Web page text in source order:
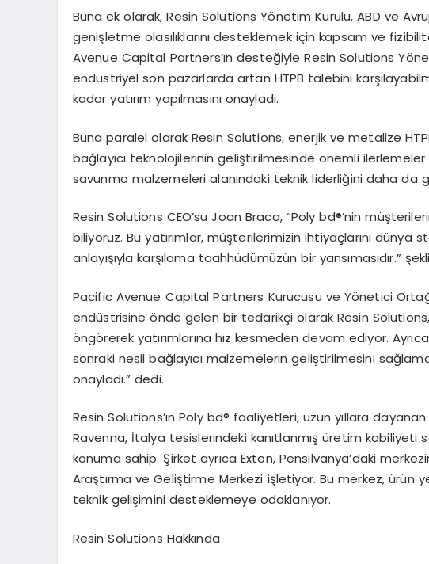
Buna ek olarak, Resin Solutions Yönetim Kurulu, ABD ve
genişletme olasılıklarını desteklemek için kapsam ve
Avenue Capital Partners’ın desteğiyle Resin Solutions Yö
endüstriyel son pazarlarda artan HTPB talebini
kadar yatırım yapılmasını onayladı.
Buna paralel olarak Resin Solutions, enerjik ve metalize
bağlayıcı teknolojilerinin geliştirilmesinde önemli ilerlemeler
savunma malzemeleri alanındaki teknik liderliğini daha da
Resin Solutions CEO’su Joan Braca, “Poly bd®’nin
biliyoruz. Bu yatırımlar, müşterilerimizin ihtiyaçlarını
anlayışıyla karşılama taahhüdümüzün bir yansımasıdır.”
Pacific Avenue Capital Partners Kurucusu ve Yönetici
endüstrisineönde gelen bir tedarikçi olarak Resin
öngörerek yatırımlarına hız kesmeden devam ediyor.
sonraki nesil bağlayıcı malzemelerin geliştirilmesini
onayladı.” dedi.
Resin Solutions’ın Poly bd® faaliyetleri, uzun yıllara
Ravenna, İtalya tesislerindeki kanıtlanmış üretim kabiliyeti
konuma sahip. Şirket ayrıca Exton, Pensilvanya’daki
Araştırma ve Geliştirme Merkezi işletiyor. Bu merkez, ürün
teknik gelişimini desteklemeye odaklanıyor.
Resin Solutions Hakkında